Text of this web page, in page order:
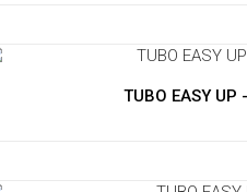
TUBO EASY UP